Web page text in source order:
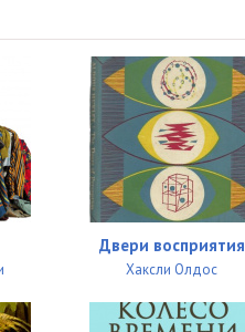
Двери восприятия
Хаксли Олдос